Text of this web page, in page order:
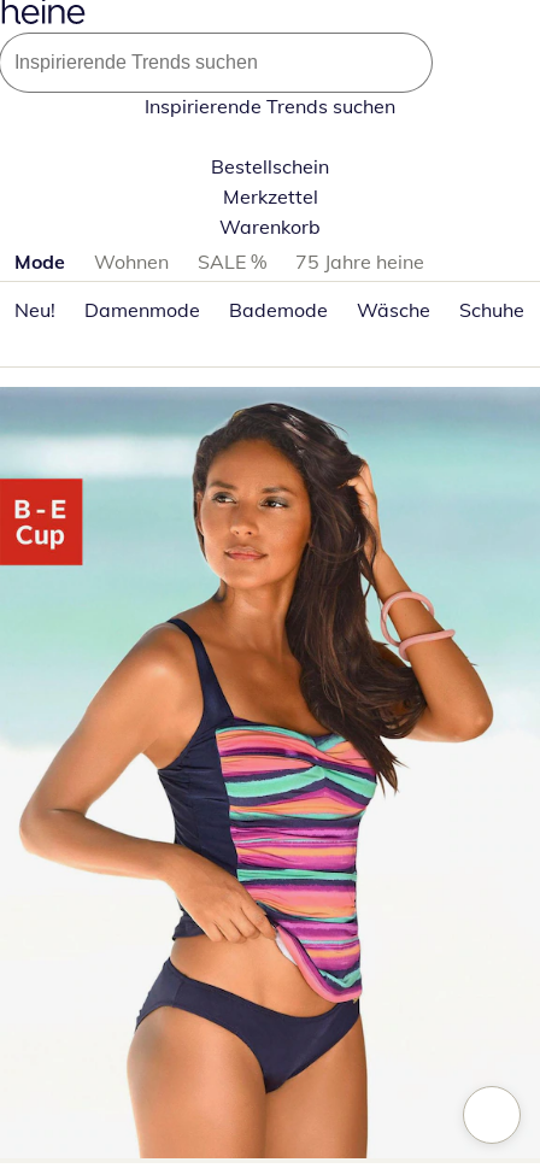
Inspirierende Trends suchen
Bestellschein
Merkzettel
Warenkorb
Produktkategorien überspringen
Mode Wohnen SALE %
75 Jahre heine
Neu!
Damenmode Bademode Wäsche Schuhe